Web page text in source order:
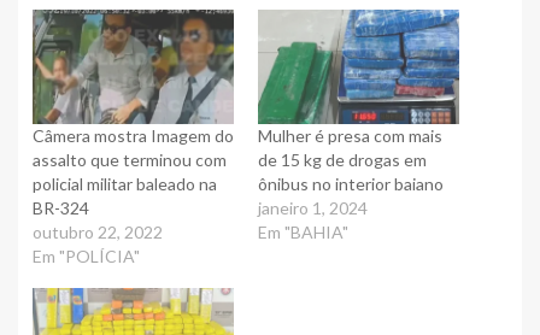
Câmera mostra Imagem do
assalto que terminou com
policial militar baleado na
BR-324
outubro 22, 2022
Em "POLÍCIA"
Mulher é presa com mais
de 15 kg de drogas em
ônibus no interior baiano
janeiro 1, 2024
Em "BAHIA"